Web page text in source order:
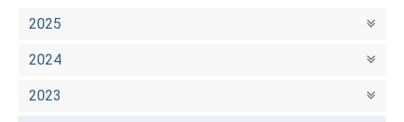
2025
2024
2023